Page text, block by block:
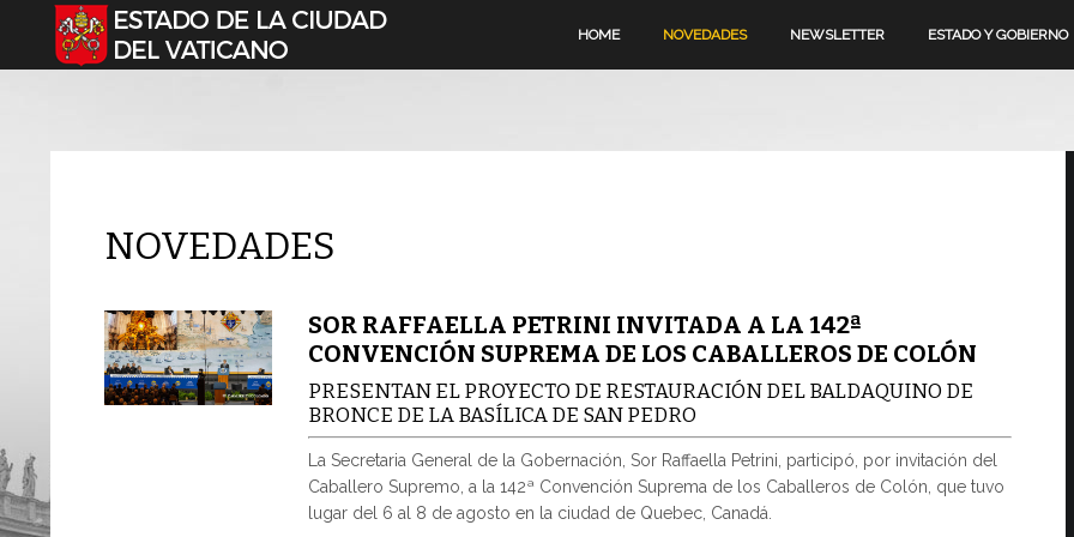
Seleccione su idioma HOME NOVEDADES NEWSLETTER ESTADO Y GOBIERNO
NOVEDADES
SOR RAFFAELLA PETRINI INVITADA A LA 142ª
CONVENCIÓN SUPREMA DE LOS CABALLEROS DE COLÓN
PRESENTAN EL PROYECTO DE RESTAURACIÓN DEL BALDAQUINO DE
BRONCE DE LA BASÍLICA DE SAN PEDRO
La Secretaria General de la Gobernación, Sor Raffaella Petrini, participó, por invitación del
Caballero Supremo, a la 142ª Convención Suprema de los Caballeros de Colón, que tuvo
lugar del 6 al 8 de agosto en la ciudad de Quebec, Canadá.